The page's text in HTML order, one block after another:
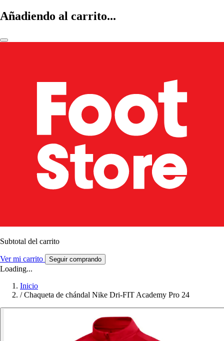
Añadiendo al carrito...
Subtotal del carrito
Ver mi carrito Seguir comprando
Loading...
Inicio
/ Chaqueta de chándal Nike Dri-FIT Academy Pro 24